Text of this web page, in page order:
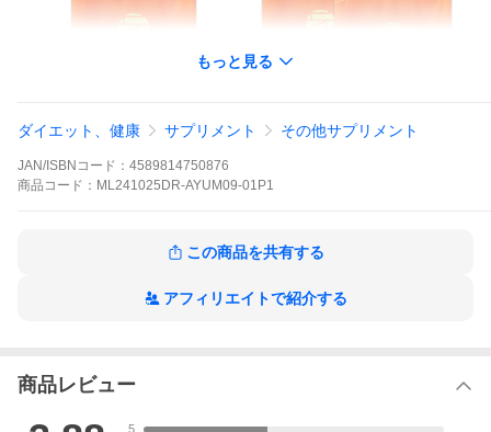
1袋
3袋セット
もっと見る
ダイエット、健康 サプリメント その他サプリメント
JAN/ISBNコード： 4589814750876
商品 コード： ML241025DR-AYUM09-01P1
この商品を共有する
アフィリエイトで紹介する
商品レビュー
5